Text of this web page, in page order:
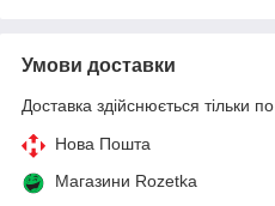
Умови доставки
Доставка здійснюється тільки
Нова Пошта
Магазини Rozetka